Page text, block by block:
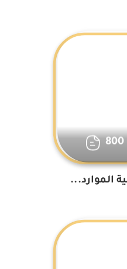
800
الموارد...